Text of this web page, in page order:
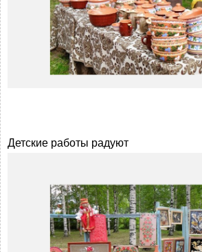
Детские работы радуют